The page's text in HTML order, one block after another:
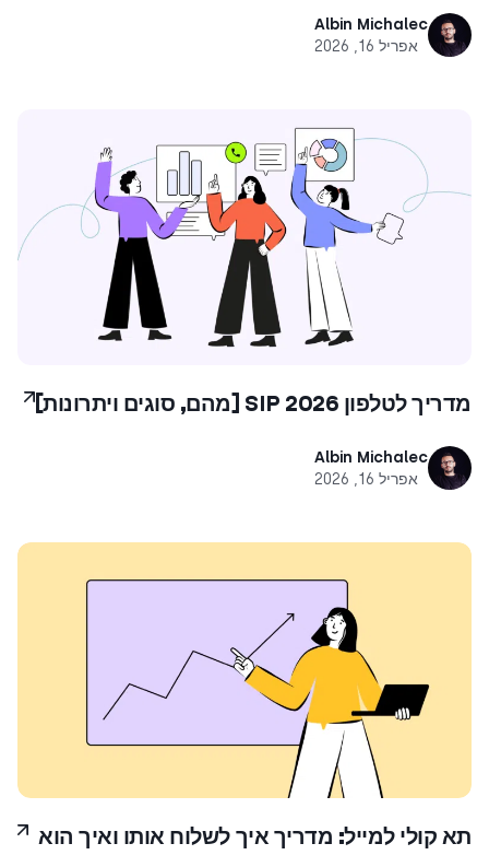
Albin Michalec
אפריל 16, 2026
מדריך לטלפון SIP 2026 [מהם, סוגים ויתרונות]
Albin Michalec
אפריל 16, 2026
תא קולי למייל: מדריך איך לשלוח אותו ואיך הוא